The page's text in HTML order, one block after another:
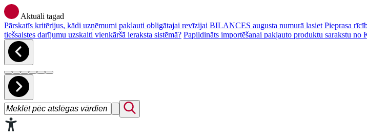
Aktuāli tagad
Pārskatīs kritērijus, kādi uzņēmumi pakļauti obligātajai revīzijai BILANCES augusta numurā lasiet Pieprasa
tiešsaistes darījumu uzskaiti vienkāršā ieraksta sistēmā? Papildināts importēšanai pakļauto produktu sarakstu